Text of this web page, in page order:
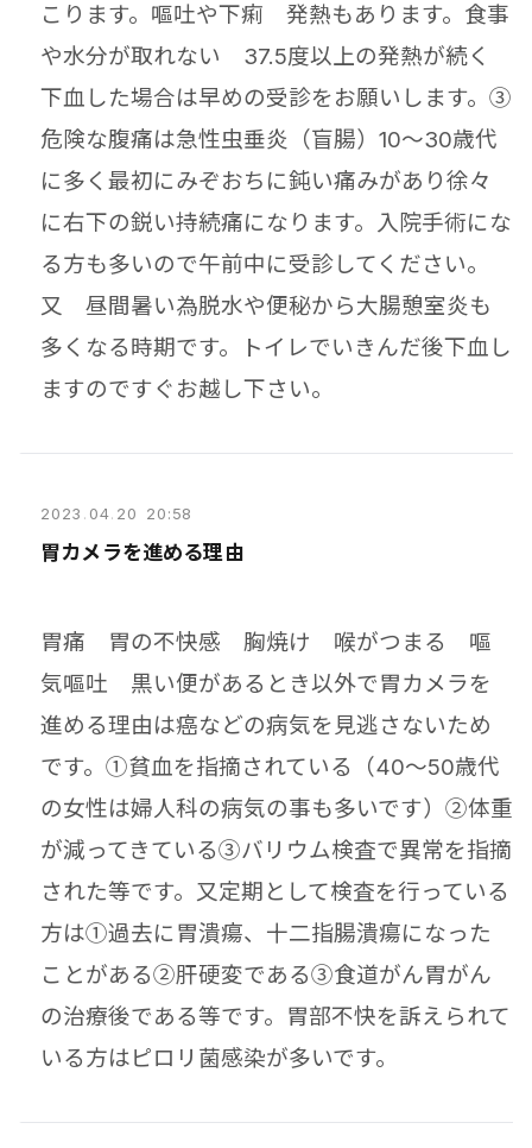
こります。嘔吐や下痢 発熱もあります。食事
や水分が取れない 37.5度以上の発熱が続く
下血した場合は早めの受診をお願いします。③
危険な腹痛は急性虫垂炎（盲腸）10～30歳代
に多く最初にみぞおちに鈍い痛みがあり徐々
に右下の鋭い持続痛になります。入院手術にな
る方も多いので午前中に受診してください。
又 昼間暑い為脱水や便秘から大腸憩室炎も
多くなる時期です。トイレでいきんだ後下血し
ますのですぐお越し下さい。
2023 . 04. 20 20:58
胃カメラを進める理由
胃痛 胃の不快感 胸焼け 喉がつまる 嘔
気嘔吐 黒い便があるとき以外で胃カメラを
進める理由は癌などの病気を見逃さないため
です。①貧血を指摘されている（40～50歳代
の女性は婦人科の病気の事も多いです）②体重
が減ってきている③バリウム検査で異常を指摘
された等です。又定期として検査を行っている
方は①過去に胃潰瘍、十二指腸潰瘍になった
ことがある②肝硬変である③食道がん胃がん
の治療後である等です。胃部不快を訴えられて
いる方はピロリ菌感染が多いです。